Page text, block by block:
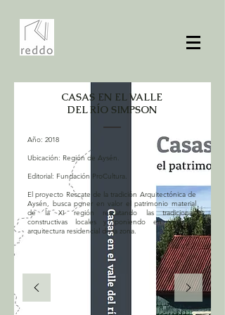
CASAS EN EL VALLE
DEL RÍO SIMPSON
Año: 2018
Ubicación: Región de Aysén.​
Editorial: Fundación ProCultura.
El proyecto Rescate de la tradición Arquitectónica de
Aysén, busca poner en valor el patrimonio material
de la XI región rescatando las tradiciones
constructivas locales y poniendo en valor la
arquitectura residencial de la zona.